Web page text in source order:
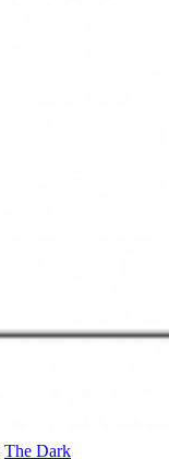
The Dark